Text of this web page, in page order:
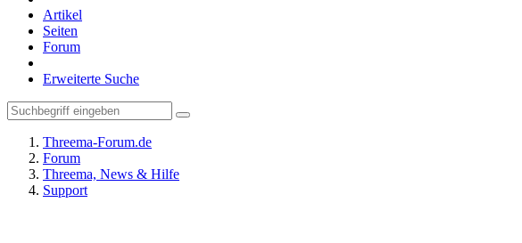
Artikel
Seiten
Forum
Erweiterte Suche
Threema-Forum.de
Forum
Threema, News & Hilfe
Support